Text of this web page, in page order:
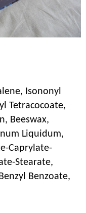
Isononyl
Tetracocoate,
Beeswax,
Liquidum,
Caprylate-
Stearate,
Benzoate,